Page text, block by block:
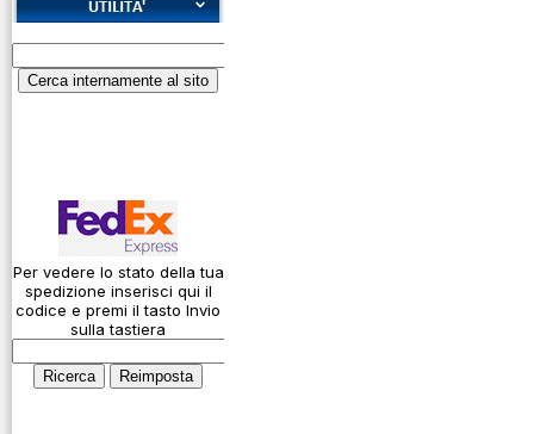
Diritto di recesso
Garanzie
Alfabeto Fonetico
ICAO
Codice Q
Come si usa un
cavo
Connessioni
microfoniche
Cosa è l' ADS-B
Per vedere lo stato della tua
spedizione inserisci qui il
codice e premi il tasto Invio
sulla tastiera